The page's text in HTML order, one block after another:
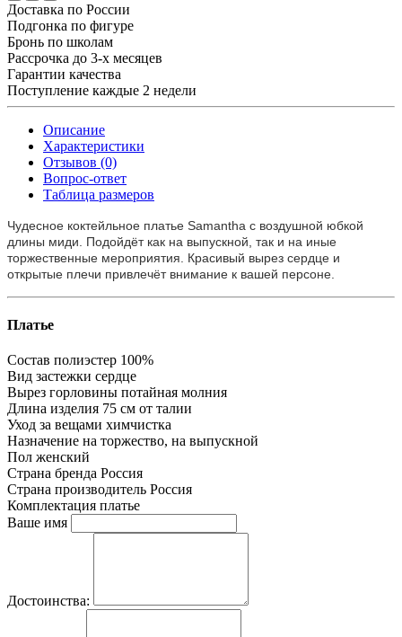
Доставка по России
Подгонка по фигуре
Бронь по школам
Рассрочка до 3-х месяцев
Гарантии качества
Поступление каждые 2 недели
Описание
Характеристики
Отзывов (0)
Вопрос-ответ
Таблица размеров
Чудесное коктейльное платье Samantha с воздушной юбкой
длины миди. Подойдёт как на выпускной, так и на иные
торжественные мероприятия. Красивый вырез сердце и
открытые плечи привлечёт внимание к вашей персоне.
Платье
Состав полиэстер 100%
Вид застежки сердце
Вырез горловины потайная молния
Длина изделия 75 см от талии
Уход за вещами химчистка
Назначение на торжество, на выпускной
Пол женский
Страна бренда Россия
Страна производитель Россия
Комплектация платье
Ваше имя
Достоинства: